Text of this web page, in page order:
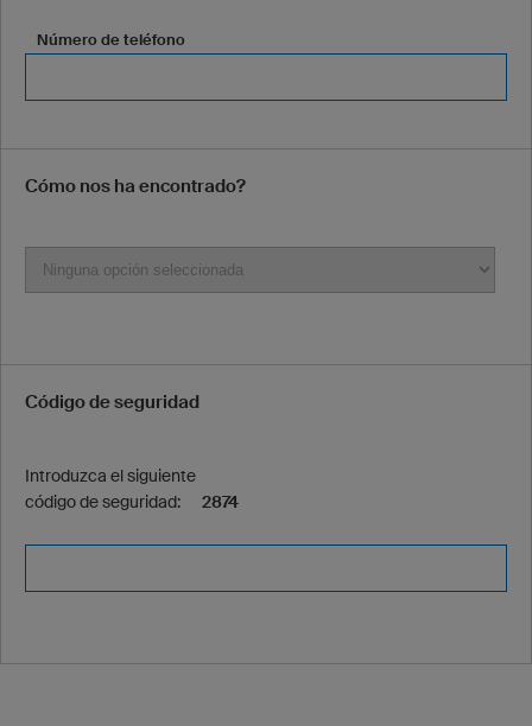
Número de teléfono
Cómo nos ha encontrado?
Código de seguridad
Introduzca el siguiente
código de seguridad:
2874